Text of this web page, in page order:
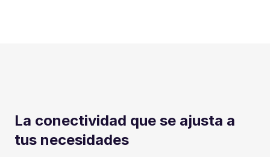
La conectividad que se ajusta a
tus necesidades